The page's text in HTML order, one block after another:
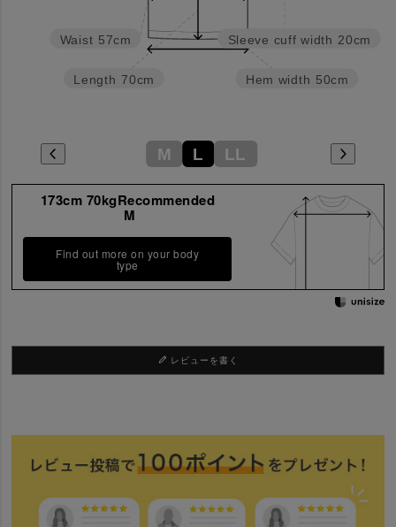
Hem width 50cm
Sleeve cuff width 20cm
Length 70cm
Waist 57cm
M L LL
173cm 70kgRecommended
M
Find out more on your body
type
レビューを書く